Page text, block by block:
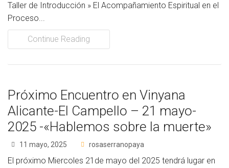
Contacto
Cómo Colaborar
Taller de Introducción » El Acompañamiento Espiritual en el
Proceso...
Continue Reading
Próximo Encuentro en Vinyana
Alicante-El Campello – 21 mayo-
2025 -«Hablemos sobre la muerte»
11 mayo, 2025 rosaserranopaya
El próximo Miercoles 21de mayo del 2025 tendrá lugar en